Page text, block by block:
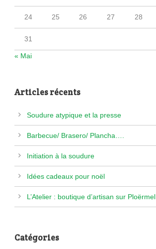
24 25 26 27 28
31
« Mai
Articles récents
Soudure atypique et la presse
Barbecue/ Brasero/ Plancha….
Initiation à la soudure
Idées cadeaux pour noël
L’Atelier : boutique d’artisan sur Ploërmel
Catégories